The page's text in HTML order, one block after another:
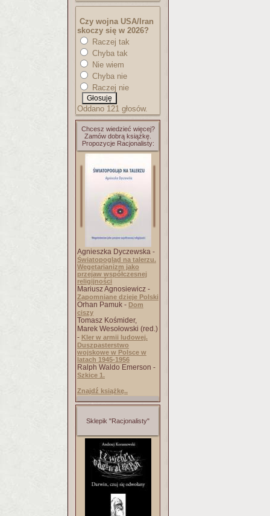
Czy wojna USA/Iran
skoczy się w 2026?
Raczej tak
Chyba tak
Nie wiem
Chyba nie
Raczej nie
Oddano 121 głosów.
Chcesz wiedzieć więcej?
Zamów dobrą książkę.
Propozycje Racjonalisty:
Agnieszka Dyczewska -
Światopogląd na talerzu.
Wegetarianizm jako
przejaw współczesnej
religijności
Mariusz Agnosiewicz -
Zapomniane dzieje Polski
Orhan Pamuk - Dom
ciszy
Tomasz Kośmider,
Marek Wesołowski (red.)
- Kler w armii ludowej.
Duszpasterstwo
wojskowe w Polsce w
latach 1945-1956
Ralph Waldo Emerson -
Szkice 1.
Znajdź książkę..
Sklepik "Racjonalisty"